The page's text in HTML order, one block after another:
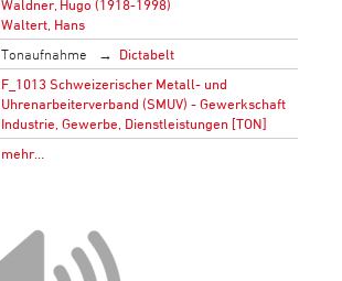
Waldner, Hugo (1918-1998)
Waltert, Hans
Tonaufnahme
Dictabelt
F_1013 Schweizerischer Metall- und
Uhrenarbeiterverband (SMUV) - Gewerkschaft
Industrie, Gewerbe, Dienstleistungen [TON]
mehr…